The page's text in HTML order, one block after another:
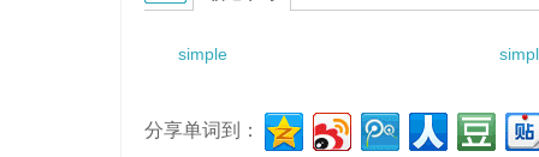
simple
分享单词到：